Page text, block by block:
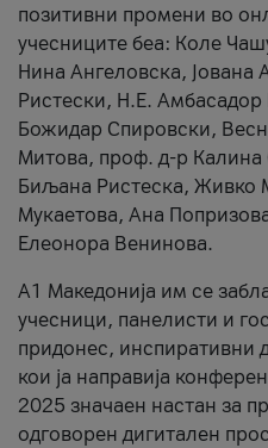
позитивни промени во
учесниците беа: Коле
Нина Ангеловска, Јована
Ристески, Н.Е.
Божидар Спировски,
Митова, проф. д-р Калина
Биљана Ристеска, Живко
Мукаетова, Ана
Елеонора Венинова.
А1 Македонија им се
учесници, панелисти и
придонес, инспиративни
кои ја направија
2025 значаен настан за
одговорен дигитален